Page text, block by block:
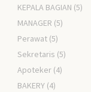
KEPALA BAGIAN (5)
MANAGER (5)
Perawat (5)
Sekretaris (5)
Apoteker (4)
BAKERY (4)